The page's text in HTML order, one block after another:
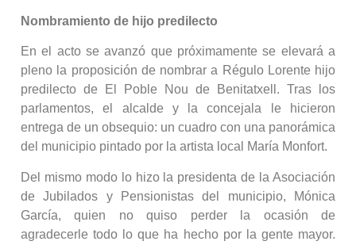
Nombramiento de hijo predilecto
En el acto se avanzó que próximamente se elevará a
pleno la proposición de nombrar a Régulo Lorente hijo
predilecto de El Poble Nou de Benitatxell. Tras los
parlamentos, el alcalde y la concejala le hicieron
entrega de un obsequio: un cuadro con una panorámica
del municipio pintado por la artista local María Monfort.
Del mismo modo lo hizo la presidenta de la Asociación
de Jubilados y Pensionistas del municipio, Mónica
García, quien no quiso perder la ocasión de
agradecerle todo lo que ha hecho por la gente mayor.